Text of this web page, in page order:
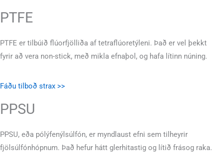
PTFE
PTFE er tilbúið flúorfjölliða af tetraflúoretýleni. Það er vel þekkt
fyrir að vera non-stick, með mikla efnaþol, og hafa lítinn núning.
Fáðu tilboð strax >>
PPSU
PPSU, eða pólýfenýlsúlfón, er myndlaust efni sem tilheyrir
fjölsúlfónhópnum. Það hefur hátt glerhitastig og lítið frásog raka.